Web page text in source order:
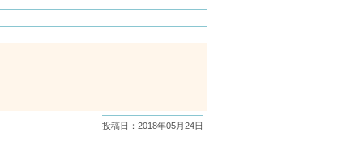
投稿日：2018年05月24日